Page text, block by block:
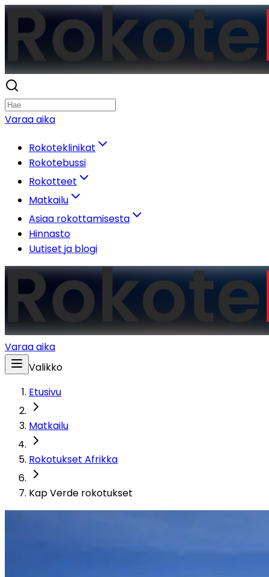
Varaa aika
Rokoteklinikat
Rokotebussi
Rokotteet
Matkailu
Asiaa rokottamisesta
Hinnasto
Uutiset ja blogi
Varaa aika
Valikko
Etusivu
Matkailu
Rokotukset Afrikka
Kap Verde rokotukset